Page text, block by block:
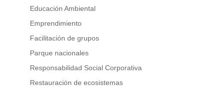
Educación Ambiental
Emprendimiento
Facilitación de grupos
Parque nacionales
Responsabilidad Social Corporativa
Restauración de ecosistemas